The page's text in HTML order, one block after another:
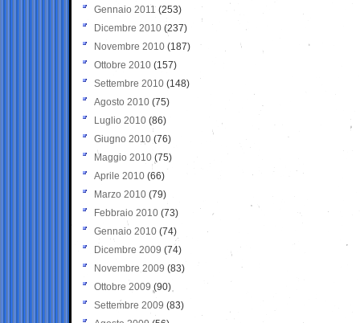
Gennaio 2011 (253)
Dicembre 2010 (237)
Novembre 2010 (187)
Ottobre 2010 (157)
Settembre 2010 (148)
Agosto 2010 (75)
Luglio 2010 (86)
Giugno 2010 (76)
Maggio 2010 (75)
Aprile 2010 (66)
Marzo 2010 (79)
Febbraio 2010 (73)
Gennaio 2010 (74)
Dicembre 2009 (74)
Novembre 2009 (83)
Ottobre 2009 (90)
Settembre 2009 (83)